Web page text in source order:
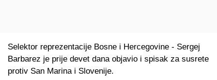
Selektor reprezentacije Bosne i Hercegovine - Sergej
Barbarez je prije devet dana objavio i spisak za susrete
protiv San Marina i Slovenije.